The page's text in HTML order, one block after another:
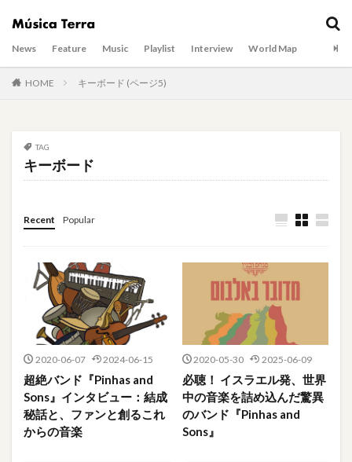
News Feature Music Playlist Interview World Map
HOME キーボード (ページ5)
TAG
キーボード
Recent Popular
2020-06-07 2024-06-15
超絶バンド『Pinhas and
Sons』インタビュー：結成
秘話と、ファンと創るこれ
からの音楽
2020-05-30 2025-06-09
必聴！ イスラエル発、世界
中の音楽を詰め込んだ驚異
のバンド『Pinhas and
Sons』